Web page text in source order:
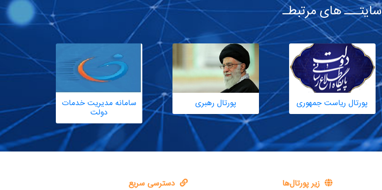
سایتـــ های مرتبطـ
پورتال ریاست جمهوری پورتال رهبری سامانه مدیریت خدمات
دولت
زیر پورتال‌ها دسترسی سریع